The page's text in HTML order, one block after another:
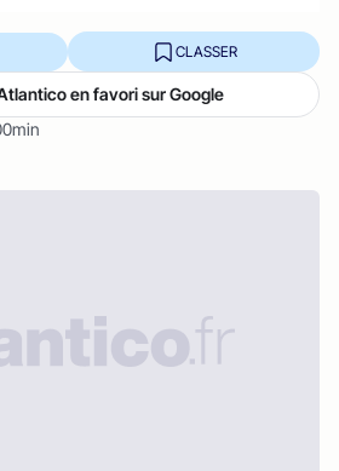
CLASSER
en favori sur Google